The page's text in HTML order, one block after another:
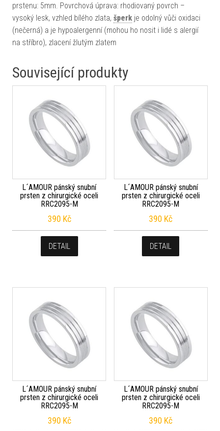
prstenu: 5mm. Povrchová úprava: rhodiovaný povrch –
vysoký lesk, vzhled bílého zlata, šperk je odolný vůči oxidaci
(nečerná) a je hypoalergenní (mohou ho nosit i lidé s alergií
na stříbro), zlacení žlutým zlatem
Související produkty
L´AMOUR pánský snubní
prsten z chirurgické oceli
RRC2095-M
390 Kč
DETAIL
L´AMOUR pánský snubní
prsten z chirurgické oceli
RRC2095-M
390 Kč
DETAIL
L´AMOUR pánský snubní
prsten z chirurgické oceli
RRC2095-M
390 Kč
L´AMOUR pánský snubní
prsten z chirurgické oceli
RRC2095-M
390 Kč